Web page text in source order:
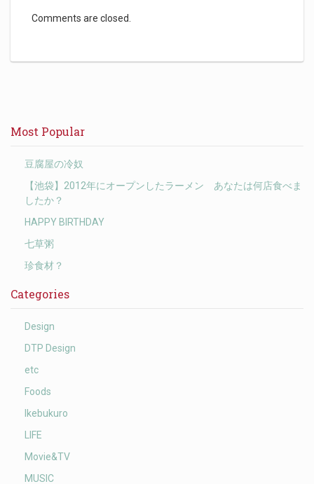
Comments are closed.
Most Popular
豆腐屋の冷奴
【池袋】2012年にオープンしたラーメン あなたは何店食べま
したか？
HAPPY BIRTHDAY
七草粥
珍食材？
Categories
Design
DTP Design
etc
Foods
Ikebukuro
LIFE
Movie&TV
MUSIC